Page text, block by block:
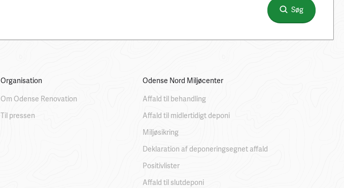
Søg
Organisation
Om Odense Renovation
Til pressen
Odense Nord Miljøcenter
Affald til behandling
Affald til midlertidigt deponi
Miljøsikring
Deklaration af deponeringsegnet affald
Positivlister
Affald til slutdeponi